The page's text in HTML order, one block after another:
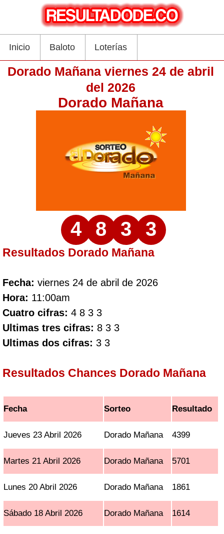
Inicio Baloto Loterías
Dorado Mañana viernes 24 de abril
del 2026
Dorado Mañana
4 8 3 3
Resultados Dorado Mañana
Fecha: viernes 24 de abril de 2026
Hora: 11:00am
Cuatro cifras: 4 8 3 3
Ultimas tres cifras: 8 3 3
Ultimas dos cifras: 3 3
Resultados Chances Dorado Mañana
Fecha Sorteo Resultado
Jueves 23 Abril 2026 Dorado Mañana 4399
Martes 21 Abril 2026 Dorado Mañana 5701
Lunes 20 Abril 2026 Dorado Mañana 1861
Sábado 18 Abril 2026 Dorado Mañana 1614